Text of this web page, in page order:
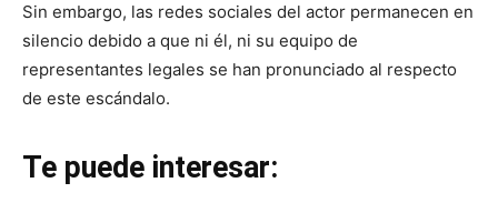
Sin embargo, las redes sociales del actor permanecen en
silencio debido a que ni él, ni su equipo de
representantes legales se han pronunciado al respecto
de este escándalo.
Te puede interesar: